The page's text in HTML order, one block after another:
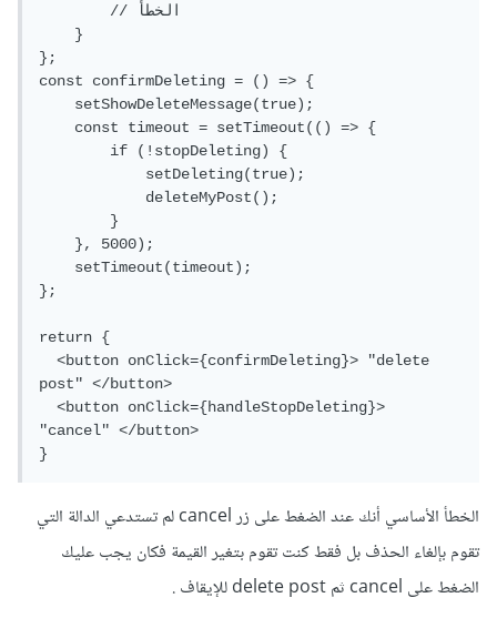
        // الخطأ
    }
};
const confirmDeleting = () => {
    setShowDeleteMessage(true);
    const timeout = setTimeout(() => {
        if (!stopDeleting) {
            setDeleting(true);
            deleteMyPost();
        }
    }, 5000);
    setTimeout(timeout);
};
return {
  <button onClick={confirmDeleting}> "delete
post" </button>
  <button onClick={handleStopDeleting}>
"cancel" </button>
}
الخطأ الأساسي أنك عند الضغط على زر cancel لم تستدعي الدالة التي
تقوم بإلغاء الحذف بل فقط كنت تقوم بتغير القيمة فكان يجب عليك
الضغط على cancel ثم delete post للإيقاف .